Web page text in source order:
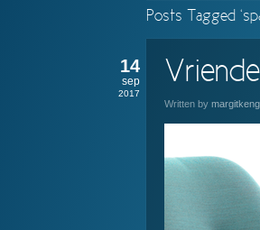
Posts Tagged
14
sep
2017
Written by